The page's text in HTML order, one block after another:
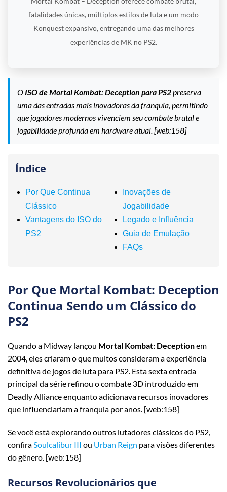
fatalidades únicas, múltiplos estilos de luta e um modo
Konquest expansivo, entregando uma das melhores
experiências de MK no PS2.
O ISO de Mortal Kombat: Deception para PS2preserva
uma das entradas mais inovadoras da franquia, permitindo
que jogadores modernos vivenciem seu combate brutal e
jogabilidade profunda em hardware atual. [web:158]
Índice
Por Que Continua
Clássico
Vantagens do ISO do
PS2
Inovações de
Jogabilidade
Legado e Influência
Guia de Emulação
FAQs
Por Que Mortal Kombat: Deception
Continua Sendo um Clássico do
PS2
Quando a Midway lançou Mortal Kombat: Deceptionem
2004, eles criaram o que muitos consideram a experiência
definitiva de jogos de luta para PS2. Esta sexta entrada
principal da série refinou o combate 3D introduzido em
Deadly Alliance enquanto adicionava recursos inovadores
que influenciariam a franquia por anos. [web:158]
Se você está explorando outros lutadores clássicos do PS2,
confira Soulcalibur III ou Urban Reign para visões diferentes
do gênero. [web:158]
Recursos Revolucionários que